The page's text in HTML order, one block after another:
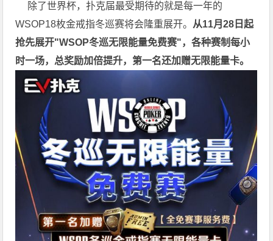
除了世界杯，扑克届最受期待的就是每一年的
WSOP18枚金戒指冬巡赛将会隆重展开。 从11月28日起
抢先展开"WSOP冬巡无限能量免费赛"，各种赛制每小
时一场，总奖励加倍提升，第一名还加赠无限能量卡。